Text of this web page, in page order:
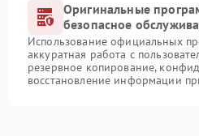
Оригинальные
безопасное
Использование официальных
аккуратная работа с
резервное копирование,
восстановление информации